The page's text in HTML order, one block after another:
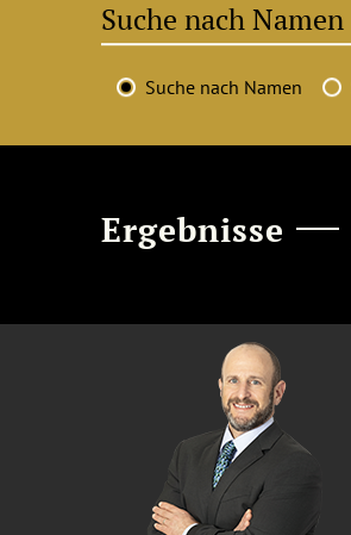
Suche nach Namen
Ergebnisse